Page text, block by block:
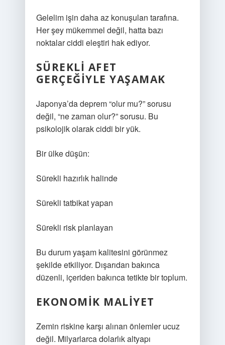
Gelelim işin daha az konuşulan tarafına.
Her şey mükemmel değil, hatta bazı
noktalar ciddi eleştiri hak ediyor.
SÜREKLI AFET
GERÇEĞIYLE YAŞAMAK
Japonya’da deprem “olur mu?” sorusu
değil, “ne zaman olur?” sorusu. Bu
psikolojik olarak ciddi bir yük.
Bir ülke düşün:
Sürekli hazırlık halinde
Sürekli tatbikat yapan
Sürekli risk planlayan
Bu durum yaşam kalitesini görünmez
şekilde etkiliyor. Dışarıdan bakınca
düzenli, içeriden bakınca tetikte bir toplum.
EKONOMIK MALIYET
Zemin riskine karşı alınan önlemler ucuz
değil. Milyarlarca dolarlık altyapı